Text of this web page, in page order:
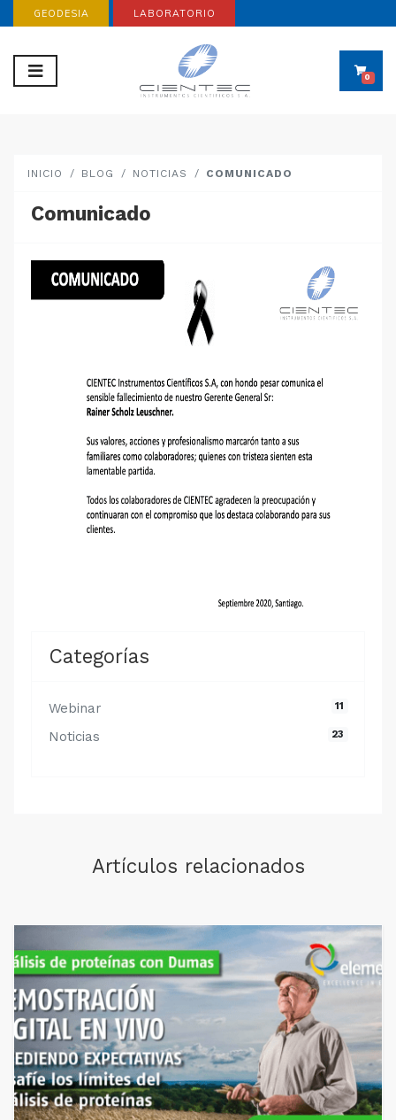
GEODESIA LABORATORIO
0
INICIO BLOG NOTICIAS COMUNICADO
Comunicado
Categorías
Webinar 11
Noticias 23
Artículos relacionados